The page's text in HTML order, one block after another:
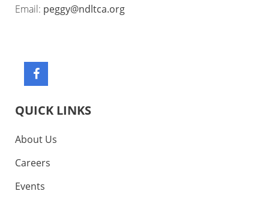
Email: peggy@ndltca.org
QUICK LINKS
About Us
Careers
Events